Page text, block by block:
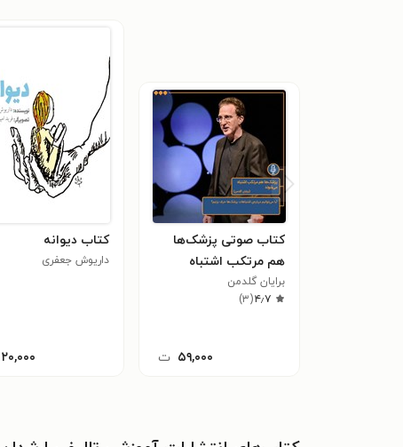
کتاب صوتی پزشک‌ها
هم مرتکب اشتباه
می‌شوند
برایان گلدمن
۴٫۷(۳)
۵۹,۰۰۰ ت
کتاب دیوانه
داریوش جعفری
۲۰,۰۰۰